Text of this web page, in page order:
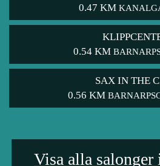
0.47 KM
0.54 KM
SAX IN THE
0.56 KM
Visa alla